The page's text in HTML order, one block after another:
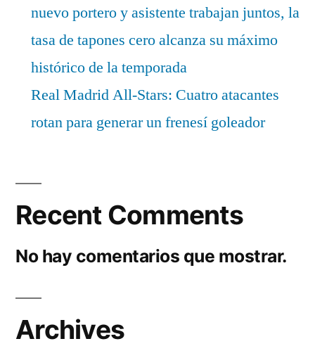
nuevo portero y asistente trabajan juntos, la
tasa de tapones cero alcanza su máximo
histórico de la temporada
Real Madrid All-Stars: Cuatro atacantes
rotan para generar un frenesí goleador
Recent Comments
No hay comentarios que mostrar.
Archives